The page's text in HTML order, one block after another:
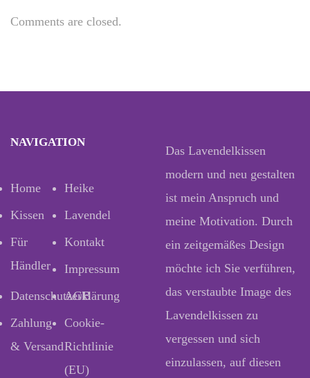
Comments are closed.
NAVIGATION
Home
Heike
Kissen
Lavendel
Für
Händler
Kontakt
Impressum
Datenschutzerklärung
AGB
Zahlung
& Versand
Cookie-
Richtlinie
(EU)
Das Lavendelkissen
modern und neu gestalten
ist mein Anspruch und
meine Motivation. Durch
ein zeitgemäßes Design
möchte ich Sie verführen,
das verstaubte Image des
Lavendelkissen zu
vergessen und sich
einzulassen, auf diesen